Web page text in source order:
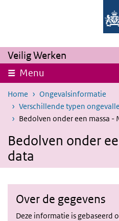
Overslaan en naar de inhoud gaan
Veilig Werken
Menu
Home
Ongevalsinformatie
Verschillende typen
Bedolven onder een massa -
Bedolven onder
data
Over de gegevens
Deze informatie is gebaseerd